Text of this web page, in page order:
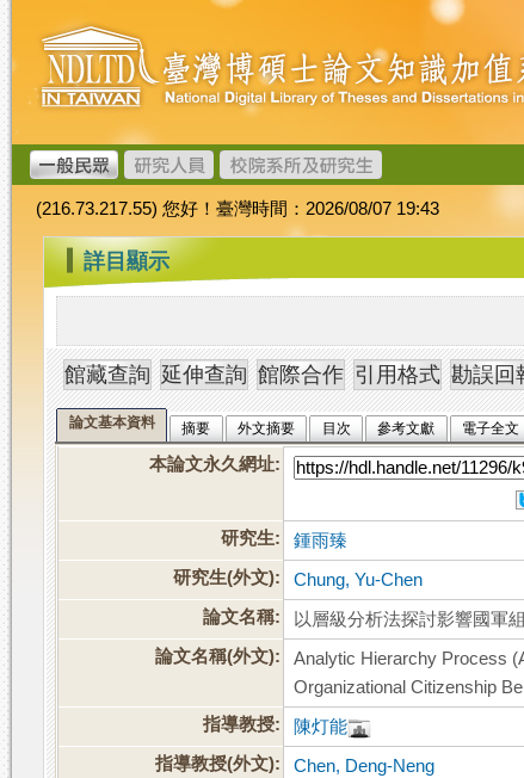
跳
到
主
要
內
容
臺
灣
博
碩
士
論
文
加
值
系
統
(216.73.217.55) 您好！臺灣時間：2026/08/07 19:43
::: 詳目顯示
論文基本資料 摘要 外文摘要 目次 參考文獻 電子全文
本論文永久網址:
研究生:
鍾雨臻
研究生(外文):
Chung, Yu-Chen
論文名稱:
以層級分析法探討影響國軍
論文名稱(外文):
Analytic Hierarchy Process
Organizational Citizenship
指導教授:
陳灯能
指導教授(外文):
Chen, Deng-Neng